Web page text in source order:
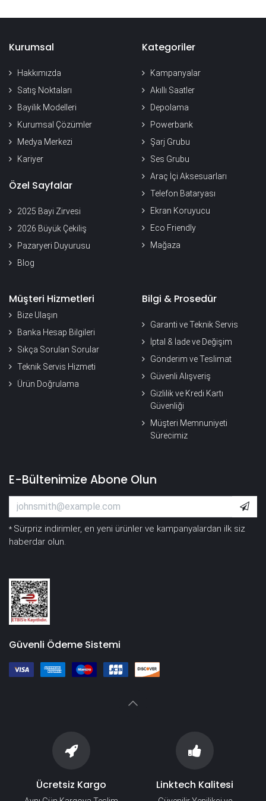
Kurumsal
Hakkımızda
Satış Noktaları
Bayilik Modelleri
Kurumsal Çözümler
Medya Merkezi
Kariyer
Özel Sayfalar
2025 Bayi Zirvesi
2026 Büyük Çekiliş
Pazaryeri Duyurusu
Blog
Kategoriler
Kampanyalar
Akıllı Saatler
Depolama
Powerbank
Şarj Grubu
Ses Grubu
Araç İçi Aksesuarları
Telefon Bataryası
Ekran Koruyucu
Eco Friendly
Mağaza
Müşteri Hizmetleri
Bize Ulaşın
Banka Hesap Bilgileri
Sıkça Sorulan Sorular
Teknik Servis Hizmeti
Ürün Doğrulama
Bilgi & Prosedür
Garanti ve Teknik Servis
İptal & İade ve Değişim
Gönderim ve Teslimat
Güvenli Alışveriş
Gizlilik ve Kredi Kartı
Güvenliği
Müşteri Memnuniyeti
Sürecimiz
E-Bültenimize Abone Olun
* Sürpriz indirimler, en yeni ürünler ve kampanyalardan ilk siz
haberdar olun.
Güvenli Ödeme Sistemi
Ücretsiz Kargo Linktech Kalitesi